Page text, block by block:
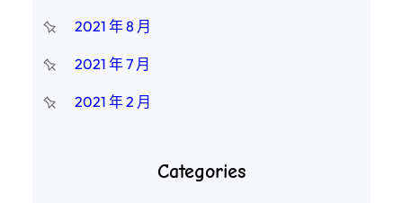
2021 年 8 月
2021 年 7 月
2021 年 2 月
Categories